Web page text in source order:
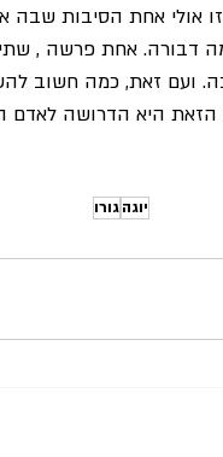
אולי אחת הסיבות שבה
דבורה. אחת פרשה ,
ועם זאת, כמה חשוב
הזאת היא הדרושה
יוגה גורו